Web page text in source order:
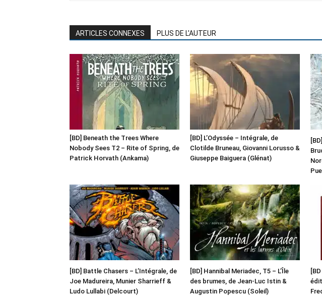
ARTICLES CONNEXES PLUS DE L'AUTEUR
[BD] Beneath the Trees Where
Nobody Sees T2 – Rite of Spring, de
Patrick Horvath (Ankama)
[BD] L’Odyssée – Intégrale, de
Clotilde Bruneau, Giovanni Lorusso &
Giuseppe Baiguera (Glénat)
[BD] Battle Chasers – L’Intégrale, de
Joe Madureira, Munier Sharrieff &
Ludo Lullabi (Delcourt)
[BD] Hannibal Meriadec, T5 – L’Île
des brumes, de Jean-Luc Istin &
Augustin Popescu (Soleil)